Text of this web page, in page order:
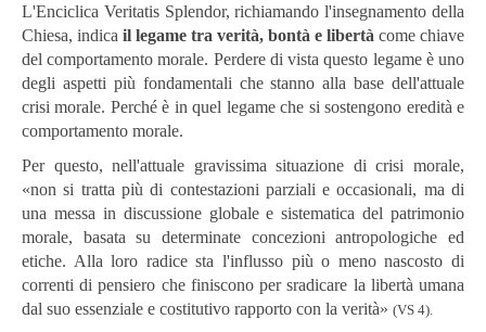
L'Enciclica Veritatis Splendor, richiamando l'insegnamento della
Chiesa, indica il legame tra verità, bontà e libertà come chiave
del comportamento morale. Perdere di vista questo legame è uno
degli aspetti più fondamentali che stanno alla base dell'attuale
crisi morale. Perché è in quel legame che si sostengono eredità e
comportamento morale.
Per questo, nell'attuale gravissima situazione di crisi morale,
«non si tratta più di contestazioni parziali e occasionali, ma di
una messa in discussione globale e sistematica del patrimonio
morale, basata su determinate concezioni antropologiche ed
etiche. Alla loro radice sta l'influsso più o meno nascosto di
correnti di pensiero che finiscono per sradicare la libertà umana
dal suo essenziale e costitutivo rapporto con la verità» (VS 4).